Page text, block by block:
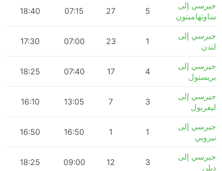
جيرسي إلى
ساوثهامبتون
5
27
07:15
18:40
جيرسي إلى
لندن
1
23
07:00
17:30
جيرسي إلى
بريستول
4
17
07:40
18:25
جيرسي إلى
ليفربول
3
7
13:05
16:10
جيرسي إلى
نيروبي
1
1
16:50
16:50
جيرسي إلى
دبلن
3
12
09:00
18:25